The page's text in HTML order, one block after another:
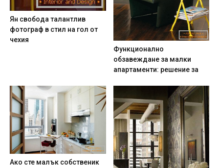
Ян свобода талантлив
фотограф в стил на гол от
чехия
Функционално
обзавеждане за малки
апартаменти: решение за
Ако сте малък собственик